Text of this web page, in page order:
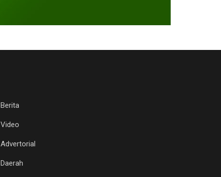
Berita
Video
Advertorial
Daerah